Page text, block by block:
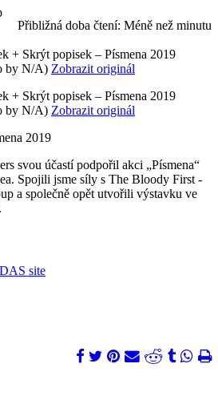
Přibližná doba čtení: Méně než minutu
+ Skrýt popisek – Písmena 2019
by N/A) Zobrazit originál
+ Skrýt popisek – Písmena 2019
by N/A) Zobrazit originál
2019
svou účastí podpořil akci „Písmena“
Spojili jsme síly s The Bloody First -
a společně opět utvořili výstavku ve
site